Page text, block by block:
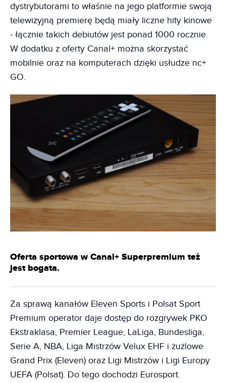
dystrybutorami to właśnie na jego platformie swoją
telewizyjną premierę będą miały liczne hity kinowe
- łącznie takich debiutów jest ponad 1000 rocznie.
W dodatku z oferty Canal+ można skorzystać
mobilnie oraz na komputerach dzięki usłudze nc+
GO.
Oferta sportowa w Canal+ Superpremium też
jest bogata.
Za sprawą kanałów Eleven Sports i Polsat Sport
Premium operator daje dostęp do rozgrywek PKO
Ekstraklasa, Premier League, LaLiga, Bundesliga,
Serie A, NBA, Liga Mistrzów Velux EHF i żużlowe
Grand Prix (Eleven) oraz Ligi Mistrzów i Ligi Europy
UEFA (Polsat). Do tego dochodzi Eurosport.